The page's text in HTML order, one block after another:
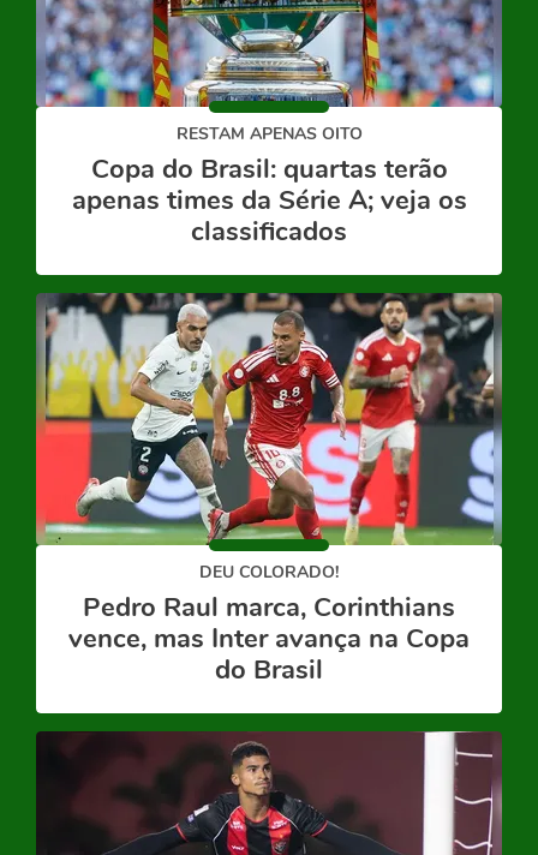
RESTAM APENAS OITO
Copa do Brasil: quartas terão
apenas times da Série A; veja os
classificados
DEU COLORADO!
Pedro Raul marca, Corinthians
vence, mas Inter avança na Copa
do Brasil